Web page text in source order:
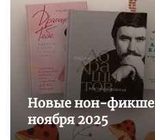
Новые нон-
ноября 2025